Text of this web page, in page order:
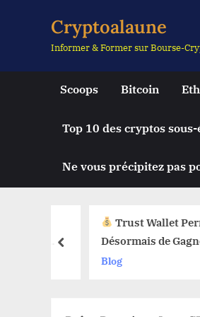
Cryptoalaune
Informer & Former sur Bourse-
Scoops Bitcoin
Top 10 des cryptos
Ne vous précipitez pas
Trust Wallet Permet
Désormais de Gagner
l’Argent Sans Trader ?
Blog
prev